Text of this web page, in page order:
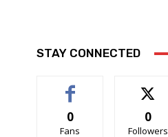
STAY CONNECTED
0
Fans
0
Followers